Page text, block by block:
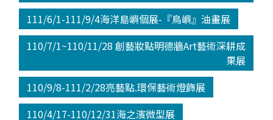
111/6/1-111/9/4海洋島嶼個展-『鳥嶼』油畫展
110/7/1~110/11/28 創藝妝點明德牆Art藝術深耕成
果展
110/9/8-111/2/28亮藝點.環保藝術燈飾展
110/4/17-110/12/31海之濱微型展